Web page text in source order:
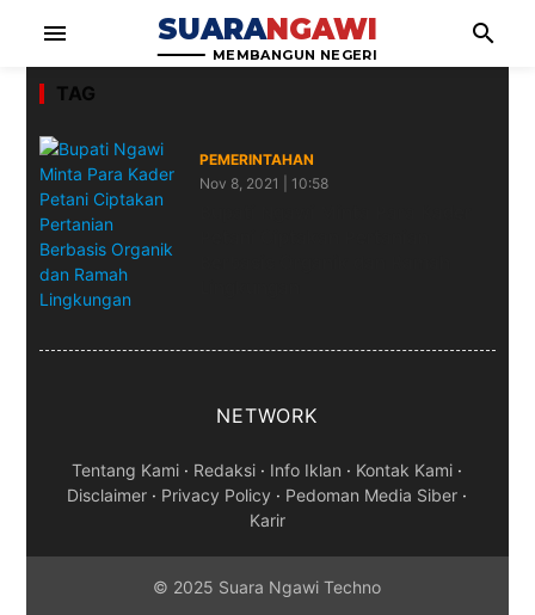
menu SUARANGAWI
MEMBANGUN NEGERI
search
TAG
PEMERINTAHAN
Nov 8, 2021 | 10:58
NETWORK
Tentang Kami · Redaksi · Info Iklan · Kontak Kami ·
Disclaimer · Privacy Policy · Pedoman Media Siber ·
Karir
© 2025 Suara Ngawi Techno